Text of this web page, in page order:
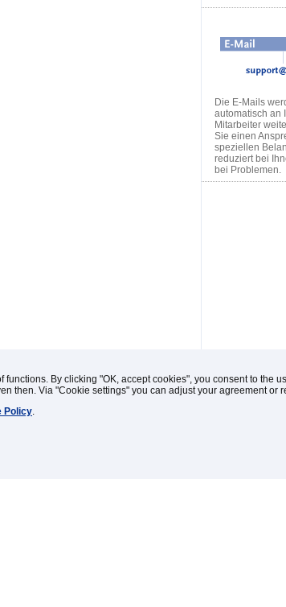
Die E-Mails
automatisch an
Mitarbeiter
Sie einen
speziellen
reduziert bei
bei Problemen.
By clicking "OK, accept cookies", you consent to
then. Via "Cookie settings" you can adjust your agreement or
Policy.